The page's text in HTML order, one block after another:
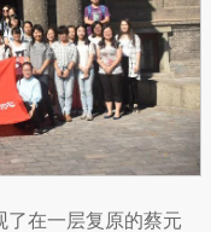
了在一层复原的蔡元